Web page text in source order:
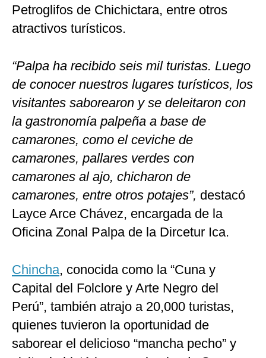
Petroglifos de Chichictara, entre otros
atractivos turísticos.
“Palpa ha recibido seis mil turistas. Luego
de conocer nuestros lugares turísticos, los
visitantes saborearon y se deleitaron con
la gastronomía palpeña a base de
camarones, como el ceviche de
camarones, pallares verdes con
camarones al ajo, chicharon de
camarones, entre otros potajes”, destacó
Layce Arce Chávez, encargada de la
Oficina Zonal Palpa de la Dircetur Ica.
Chincha, conocida como la “Cuna y
Capital del Folclore y Arte Negro del
Perú”, también atrajo a 20,000 turistas,
quienes tuvieron la oportunidad de
saborear el delicioso “mancha pecho” y